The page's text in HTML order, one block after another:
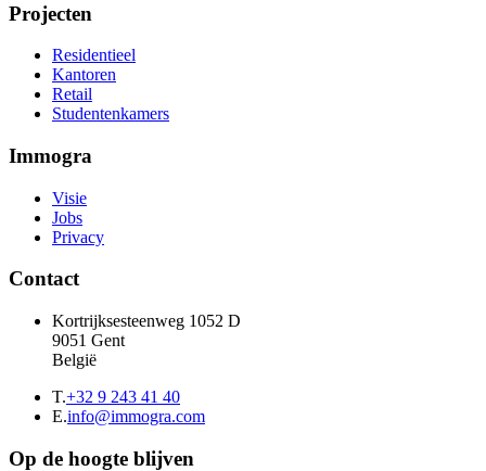
Projecten
Residentieel
Kantoren
Retail
Studentenkamers
Immogra
Visie
Jobs
Privacy
Contact
Kortrijksesteenweg 1052 D
9051 Gent
België
T.+32 9 243 41 40
E.info@immogra.com
Op de hoogte blijven